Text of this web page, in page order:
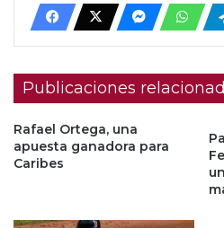
Publicaciones
Rafael Ortega, una
apuesta ganadora para
Caribes